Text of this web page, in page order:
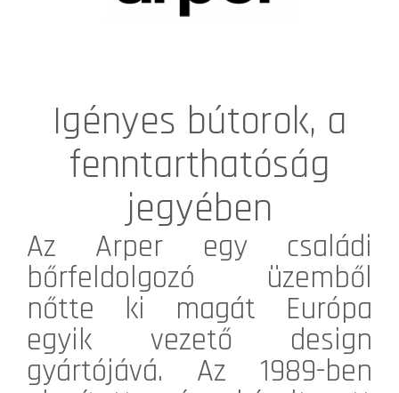
Igényes bútorok, a
fenntarthatóság
jegyében
Az Arper egy családi
bőrfeldolgozó üzemből
nőtte ki magát Európa
egyik vezető design
gyártójává. Az 1989-ben